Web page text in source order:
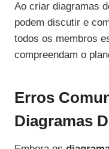
Ao criar diagramas
podem discutir e
todos os membros
compreendam o
Erros
Diagramas